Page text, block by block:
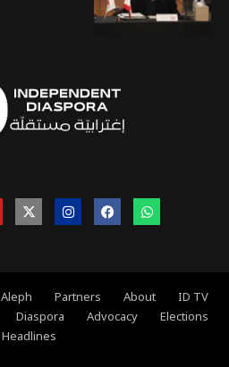
ID TV
About
Partners
Aleph 𐤀
Elections
Advocacy
Diaspora
Headlines